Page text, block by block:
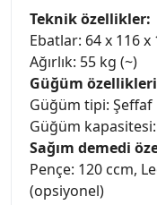
Teknik özellikler:
Ebatlar: 64 x 116 x
Ağırlık: 55 kg (~)
Güğüm
Güğüm tipi: Şeffaf
Güğüm
Sağım demedi
Pençe: 120 ccm,
(opsiyonel)